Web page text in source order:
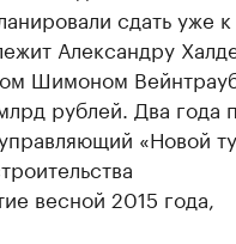
сдать уже
Александру
Шимоном
рублей. Два года
«Новой
весной 2015 года,